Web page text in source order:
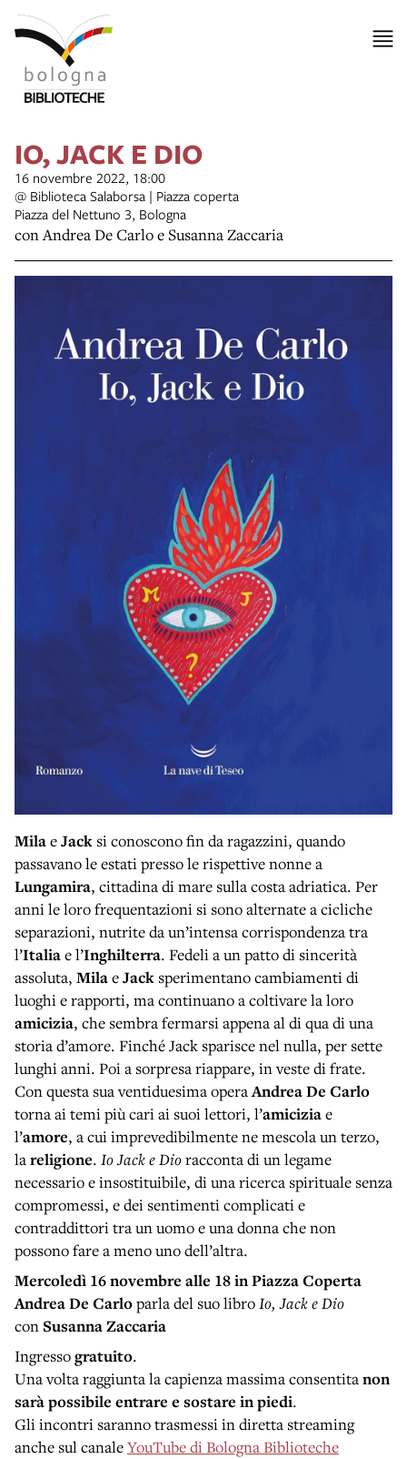
IO, JACK E DIO
16 novembre 2022, 18:00
@ Biblioteca Salaborsa | Piazza coperta
Piazza del Nettuno 3, Bologna
con Andrea De Carlo e Susanna Zaccaria
MilaeJack si conoscono fin da ragazzini, quando
passavano le estati presso le rispettive nonne a
Lungamira, cittadina di mare sulla costa adriatica. Per
anni le loro frequentazioni si sono alternate a cicliche
separazioni, nutrite da un’intensa corrispondenza tra
l’Italiae l’Inghilterra. Fedeli a un patto di sincerità
assoluta, MilaeJack sperimentano cambiamenti di
luoghi e rapporti, ma continuano a coltivare la loro
amicizia, che sembra fermarsi appena al di qua di una
storia d’amore. Finché Jack sparisce nel nulla, per sette
lunghi anni. Poi a sorpresa riappare, in veste di frate.
Con questa sua ventiduesima operaAndrea De Carlo
torna ai temi più cari ai suoi lettori, l’amiciziae
l’amore, a cui imprevedibilmente ne mescola un terzo,
lareligione. Io Jack e Dioracconta di un legame
necessario e insostituibile, di una ricerca spirituale senza
compromessi, e dei sentimenti complicati e
contraddittori tra un uomo e una donna che non
possono fare a meno uno dell’altra.
Mercoledì 16 novembre alle 18 in Piazza Coperta
Andrea De Carloparla del suo libroIo, Jack e Dio
con Susanna Zaccaria
Ingressogratuito.
Una volta raggiunta la capienza massima consentitanon
sarà possibile entrare e sostare in piedi.
Gli incontri saranno trasmessi in diretta streaming
anche sul canaleYouTube di Bologna Biblioteche